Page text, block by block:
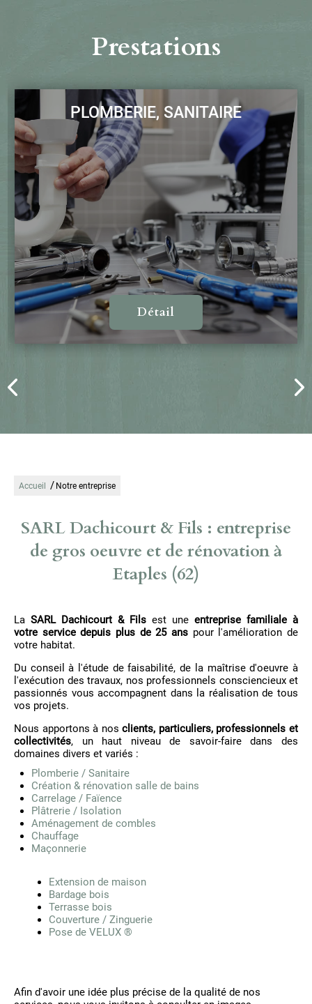
Prestations
PLOMBERIE, SANITAIRE
Détail
Accueil / Notre entreprise
SARL Dachicourt & Fils : entreprise
de gros oeuvre et de rénovation à
Etaples (62)
La SARL Dachicourt & Fils est une entreprise familiale à
votre service depuis plus de 25 ans pour l'amélioration de
votre habitat.
Du conseil à l'étude de faisabilité, de la maîtrise d'oeuvre à
l'exécution des travaux, nos professionnels consciencieux et
passionnés vous accompagnent dans la réalisation de tous
vos projets.
Nous apportons à nosclients, particuliers, professionnels et
collectivités, un haut niveau de savoir-faire dans des
domaines divers et variés :
Plomberie / Sanitaire
Création & rénovation salle de bains
Carrelage / Faïence
Plâtrerie / Isolation
Aménagement de combles
Chauffage
Maçonnerie
Extension de maison
Bardage bois
Terrasse bois
Couverture / Zinguerie
Pose de VELUX ®
Afin d'avoir une idée plus précise de la qualité de nos